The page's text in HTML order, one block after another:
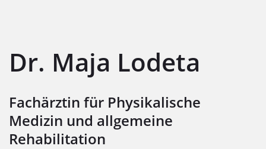
Dr. Maja Lodeta
Fachärztin für Physikalische
Medizin und allgemeine
Rehabilitation